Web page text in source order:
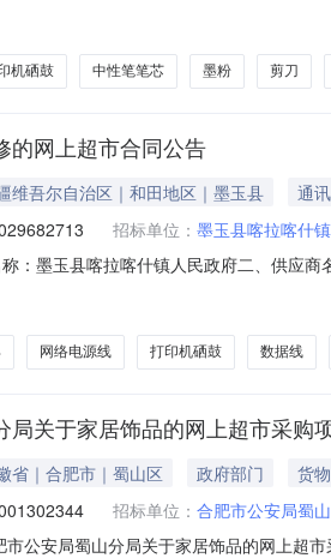
项目所在行政区划名称:新疆维吾尔自
机硒鼓 中性笔笔芯 墨粉 剪刀
的网上超市合同公告
维吾尔自治区｜和田地区｜墨玉县
通
招标单位： 墨玉县喀拉喀什
：墨玉县喀拉喀什镇人民政府二、供应
士施乐CT203498粉盒富士施乐/
网络电源线 打印机硒鼓 数据线
局关于家居饰品的网上超市采购
省｜合肥市｜蜀山区 政府部门
货物
招标单位： 合肥市公安局蜀
市公安局蜀山分局关于家居饰品的网上超